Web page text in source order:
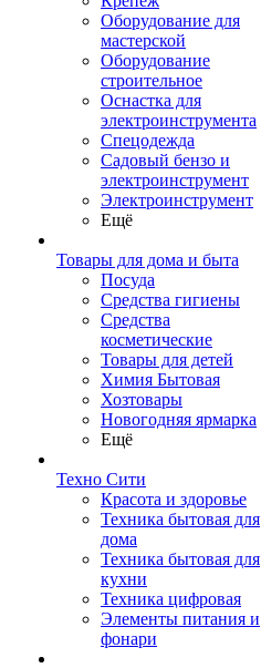
Оборудование для
мастерской
Оборудование
строительное
Оснастка для
электроинструмента
Спецодежда
Садовый бензо и
электроинструмент
Электроинструмент
Ещё
Товары для дома и быта
Посуда
Средства гигиены
Средства
косметические
Товары для детей
Химия Бытовая
Хозтовары
Новогодняя ярмарка
Ещё
Техно Сити
Красота и здоровье
Техника бытовая для
дома
Техника бытовая для
кухни
Техника цифровая
Элементы питания и
фонари